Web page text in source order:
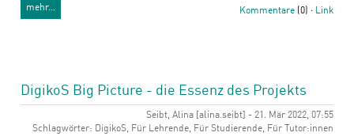
mehr… Kommentare (0) · Link
DigikoS Big Picture - die Essenz des Projekts
Seibt, Alina [alina.seibt] - 21. Mär 2022, 07:55
Schlagwörter: DigikoS, Für Lehrende, Für Studierende, Für Tutor:innen